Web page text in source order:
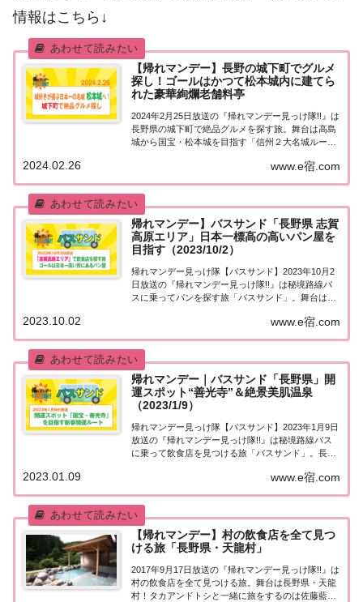
情報はこちら↓
【帰れマンデー】長野の城下町でグルメ
探し！ゴールはかつて松本城内に建てら
れた豪華絢爛老舗料亭
2024年2月25日放送の『帰れマンデー見っけ隊!!』は
長野県の城下町で絶品グルメを探す旅。舞台は高島
城から国宝・松本城を目指す「信州２大名城ルー
して飲食店は見つかるのか？ゴールの松本城内に建
www.e宿.com
2024.02.26
帰れマンデー】バスサンド「長野県 志賀
高原エリア」日本一標高の高いパン屋を
目指す（2023/10/2）
帰れマンデー見っけ隊【バスサンド】2023年10月2
日放送の『帰れマンデー見っけ隊!!』は秘境路線バ
スに乗ってパンを探す旅「バスサンド」。舞台は長
牛・水田信二＆谷まりあ！果たしてパン屋は見つか
www.e宿.com
2023.10.02
帰れマンデー｜バスサンド「長野県」開
運スポット“善光寺”＆絶景美肌温泉
（2023/1/9）
帰れマンデー見っけ隊【バスサンド】2023年1月9日
放送の『帰れマンデー見っけ隊!!』は秘境路線バス
に乗って飲食店を見つける旅「バスサンド」。長野
宝・善光寺」を目指します！ゲストは満島真之介＆
www.e宿.com
2023.01.09
【帰れマンデー】村の飲食店を全て見つ
ける旅「長野県・天龍村」
2017年9月17日放送の『帰れマンデー見っけ隊!!』は
村の飲食店を全て見つける旅。舞台は長野県・天龍
村！タカアンドトシと一緒に旅をするのは佐藤藍子